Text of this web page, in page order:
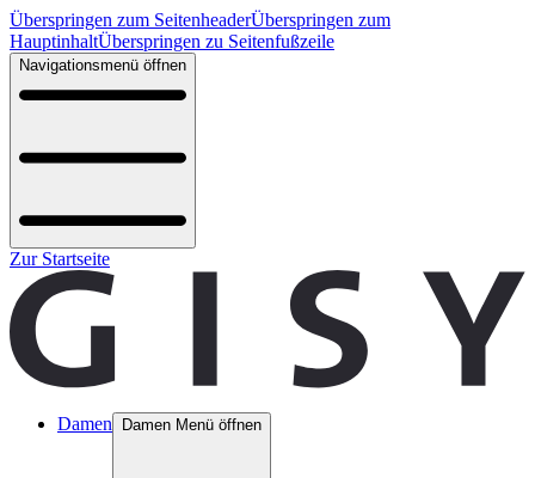
Überspringen zum SeitenheaderÜberspringen zum
HauptinhaltÜberspringen zu Seitenfußzeile
Navigationsmenü öffnen
Zur Startseite
Damen Damen Menü öffnen